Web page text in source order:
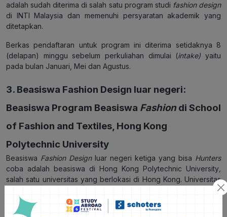
adalah sudah diterima di salah satu program studi fashion design
di INTI Malaysia dan memenuhi persyaratan akademik yang
ditetapkan.
Berkas pendaftaran untuk program ini diterima setidaknya 8
(delapan) minggu sebelum perkuliahan dimulai (intake) yaitu
pada bulan Januari, Mei dan Agustus.
3. Beasiswa Fashion Design luar negeri:
Beasiswa Program Beasiswa Fashion di School
of Fashion and Textiles, Hong Kong
Polytechnic University
Beasiswa Fashion Designluar negeri ketiga yang bisa Hunters
coba adalah beasiswa di Hong Kong Polytechnic University,
salah satu universitas yang berlokasi di Hong Kong. Universitas
ini membuka program studi di jenjang S1, S2 dan S3 di bidang
fashion design
di bawah School of Fashion and Textiles